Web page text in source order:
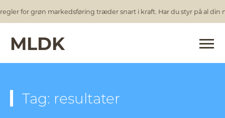
for grøn markedsføring træder snart i kraft. Har du styr på al din
MLDK
Tag: resultater